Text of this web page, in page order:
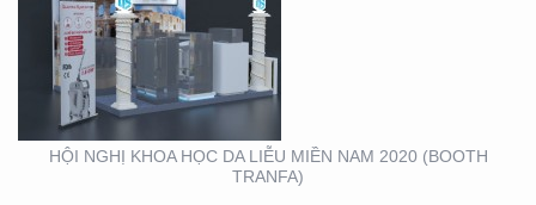
HỘI NGHỊ KHOA HỌC DA LIỄU MIỀN NAM 2020 (BOOTH
TRANFA)
HỘI NGHỊ DA LIỄU
TOÀN QUỐC NĂM 2020
TẠI CẦN THƠ (GIAN
HÀNG MINH KHƯƠNG
GROUP)